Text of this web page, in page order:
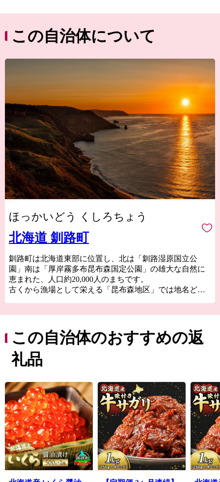
この自治体について
ほっかいどう くしろちょう
北海道 釧路町
釧路町は北海道東部に位置し、北は「釧路湿原国立公
園」南は「厚岸霧多布昆布森国定公園」の雄大な自然に
恵まれた、人口約20,000人のまちです。
古くから漁場として栄える「昆布森地区」では地名どお
くの買い物客が訪れ、道東の拠点商業地として、にぎわ
いが集中しています。
そんな「自然・グルメ・遊び」など、たくさんの魅力に
溢れる釧路町へぜひお越しください。
この自治体のおすすめの返
礼品